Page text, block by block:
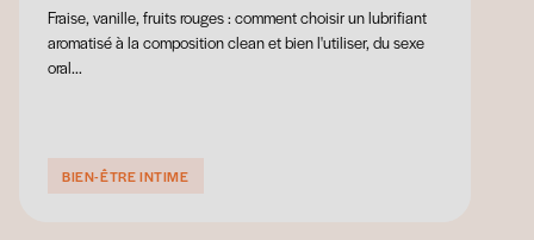
Fraise, vanille, fruits rouges : comment choisir un lubrifiant
aromatisé à la composition clean et bien l'utiliser, du sexe
oral...
BIEN-ÊTRE INTIME